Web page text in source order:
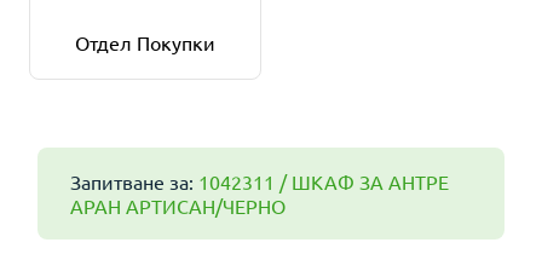
Отдел Покупки
Запитване за: 1042311 / ШКАФ ЗА АНТРЕ
АРАН АРТИСАН/ЧЕРНО